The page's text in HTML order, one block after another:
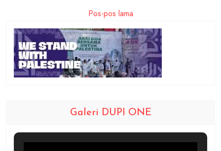
Pos-pos lama
Galeri DUPI ONE